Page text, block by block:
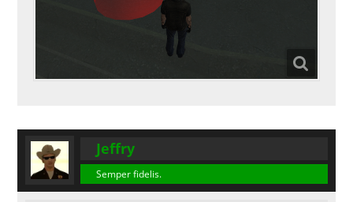
Jeffry
Semper fidelis.